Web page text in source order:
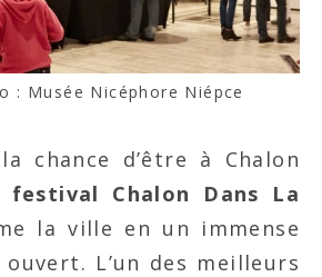
: Musée Nicéphore Niépce
chance d’être à Chalon
Chalon Dans La
la ville en un immense
L’un des meilleurs